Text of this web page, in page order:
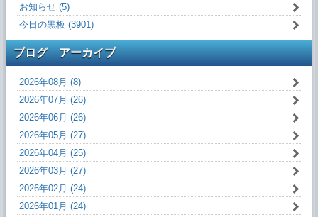
お知らせ (5)
今日の黒板 (3901)
ブログ アーカイブ
2026年08月 (8)
2026年07月 (26)
2026年06月 (26)
2026年05月 (27)
2026年04月 (25)
2026年03月 (27)
2026年02月 (24)
2026年01月 (24)